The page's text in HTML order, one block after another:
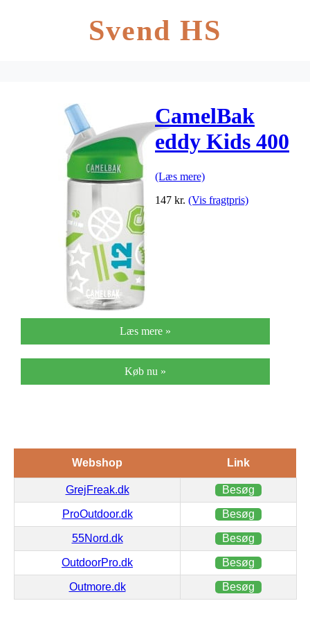
Svend HS
CamelBak
eddy Kids 400
ml – Sports
Jam
(Læs mere)
147 kr. (Vis fragtpris)
Læs mere »
Køb nu »
Webshop Link
GrejFreak.dk Besøg
ProOutdoor.dk Besøg
55Nord.dk Besøg
OutdoorPro.dk Besøg
Outmore.dk Besøg